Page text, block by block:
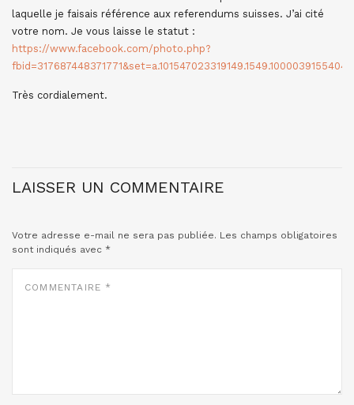
laquelle je faisais référence aux referendums suisses. J’ai cité
votre nom. Je vous laisse le statut :
https://www.facebook.com/photo.php?
Très cordialement.
LAISSER UN COMMENTAIRE
Votre adresse e-mail ne sera pas publiée. Les champs obligatoires
sont indiqués avec *
COMMENTAIRE